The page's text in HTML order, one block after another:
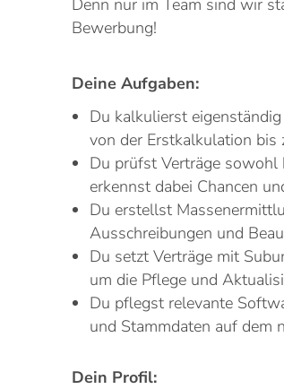
Denn nur im Team sind wir
Bewerbung!
Deine Aufgaben:
Du kalkulierst
von der Erstkalkulation bis
Du prüfst Verträge sowohl
erkennst dabei Chancen
Du erstellst
Ausschreibungen und
Du setzt Verträge mit
um die Pflege und
Du pflegst relevante
und Stammdaten auf dem
Dein Profil: